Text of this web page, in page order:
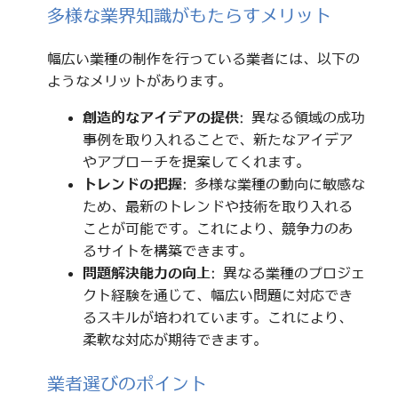
多様な業界知識がもたらすメリット
幅広い業種の制作を行っている業者には、以下の
ようなメリットがあります。
創造的なアイデアの提供: 異なる領域の成功
事例を取り入れることで、新たなアイデア
やアプローチを提案してくれます。
トレンドの把握: 多様な業種の動向に敏感な
ため、最新のトレンドや技術を取り入れる
ことが可能です。これにより、競争力のあ
るサイトを構築できます。
問題解決能力の向上: 異なる業種のプロジェ
クト経験を通じて、幅広い問題に対応でき
るスキルが培われています。これにより、
柔軟な対応が期待できます。
業者選びのポイント